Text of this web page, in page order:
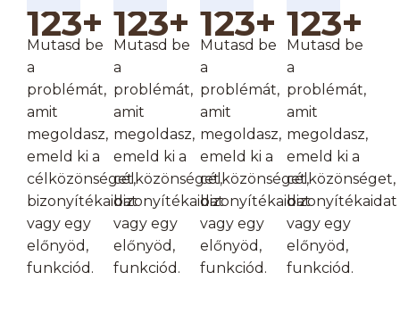
123+
Mutasd be
a
problémát,
amit
megoldasz,
emeld ki a
célközönséget,
bizonyítékaidat
vagy egy
előnyöd,
funkciód.
123+
Mutasd be
a
problémát,
amit
megoldasz,
emeld ki a
célközönséget,
bizonyítékaidat
vagy egy
előnyöd,
funkciód.
123+
Mutasd be
a
problémát,
amit
megoldasz,
emeld ki a
célközönséget,
bizonyítékaidat
vagy egy
előnyöd,
funkciód.
123+
Mutasd be
a
problémát,
amit
megoldasz,
emeld ki a
célközönséget,
bizonyítékaidat
vagy egy
előnyöd,
funkciód.